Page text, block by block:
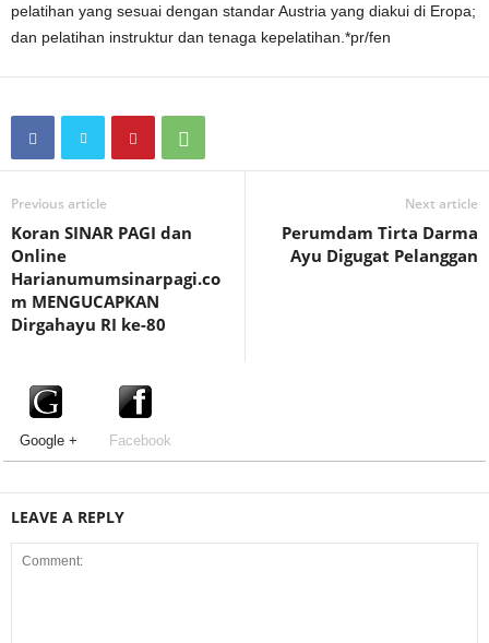
pelatihan yang sesuai dengan standar Austria yang diakui di Eropa;
dan pelatihan instruktur dan tenaga kepelatihan.*pr/fen
Previous article
Koran SINAR PAGI dan
Online
Harianumumsinarpagi.co
m MENGUCAPKAN
Dirgahayu RI ke-80
Next article
Perumdam Tirta Darma
Ayu Digugat Pelanggan
Google + Facebook
LEAVE A REPLY